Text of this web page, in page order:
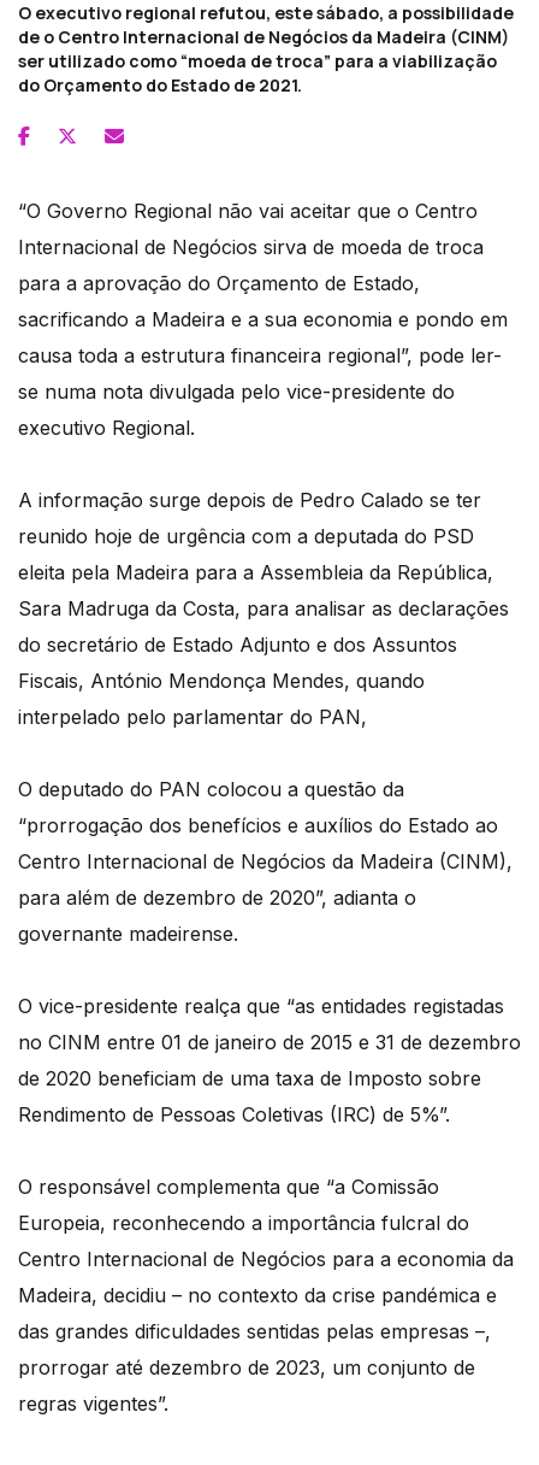
O executivo regional refutou, este sábado, a possibilidade
de o Centro Internacional de Negócios da Madeira (CINM)
ser utilizado como “moeda de troca” para a viabilização
do Orçamento do Estado de 2021.
“O Governo Regional não vai aceitar que o Centro
Internacional de Negócios sirva de moeda de troca
para a aprovação do Orçamento de Estado,
sacrificando a Madeira e a sua economia e pondo em
causa toda a estrutura financeira regional”, pode ler-
se numa nota divulgada pelo vice-presidente do
executivo Regional.
A informação surge depois de Pedro Calado se ter
reunido hoje de urgência com a deputada do PSD
eleita pela Madeira para a Assembleia da República,
Sara Madruga da Costa, para analisar as declarações
do secretário de Estado Adjunto e dos Assuntos
Fiscais, António Mendonça Mendes, quando
interpelado pelo parlamentar do PAN,
O deputado do PAN colocou a questão da
“prorrogação dos benefícios e auxílios do Estado ao
Centro Internacional de Negócios da Madeira (CINM),
para além de dezembro de 2020”, adianta o
governante madeirense.
O vice-presidente realça que “as entidades registadas
no CINM entre 01 de janeiro de 2015 e 31 de dezembro
de 2020 beneficiam de uma taxa de Imposto sobre
Rendimento de Pessoas Coletivas (IRC) de 5%”.
O responsável complementa que “a Comissão
Europeia, reconhecendo a importância fulcral do
Centro Internacional de Negócios para a economia da
Madeira, decidiu – no contexto da crise pandémica e
das grandes dificuldades sentidas pelas empresas –,
prorrogar até dezembro de 2023, um conjunto de
regras vigentes”.